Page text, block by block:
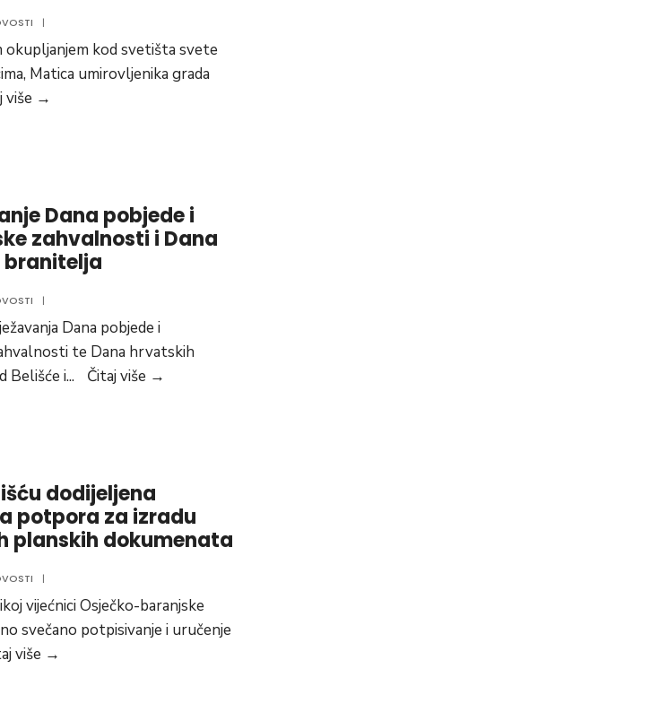
cesti
D517
|
okupljanjem kod svetišta svete
Matica umirovljenika grada
više →
djedova
i
starijih
početak
projekta
„Super
Dana pobjede i
zahvalnosti i Dana
|
Dana pobjede i
te Dana hrvatskih
Belišće i... Čitaj više →
i
Dana
dodijeljena
potpora za izradu
planskih dokumenata
|
vijećnici Osječko-baranjske
svečano potpisivanje i uručenje
više →